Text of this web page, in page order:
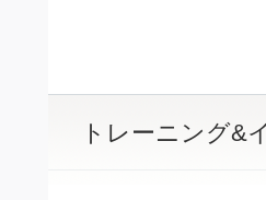
トレーニング&